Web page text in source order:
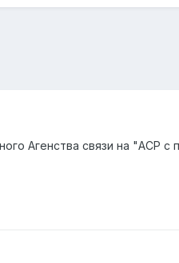
Агенства связи на "АСР с